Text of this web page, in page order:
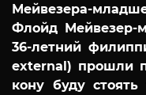
Мейвезера-
Флойд
36-летний
external) прошли
кону буду